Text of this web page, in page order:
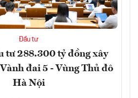
Đầu tư
tư 288.300 tỷ đồng xây
đai 5 - Vùng Thủ đô
Hà Nội